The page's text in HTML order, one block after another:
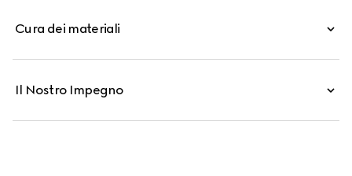
Cura dei materiali
Il Nostro Impegno